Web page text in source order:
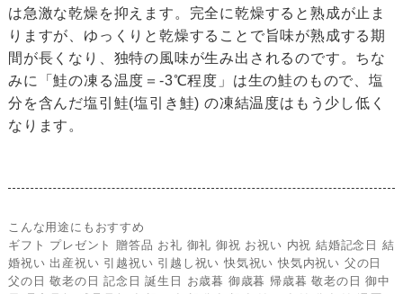
は急激な乾燥を抑えます。完全に乾燥すると熟成が止ま
りますが、ゆっくりと乾燥することで旨味が熟成する期
間が長くなり、独特の風味が生み出されるのです。ちな
みに「鮭の凍る温度＝-3℃程度」は生の鮭のもので、塩
分を含んだ塩引鮭(塩引き鮭) の凍結温度はもう少し低く
なります。
こんな用途にもおすすめ
ギフト プレゼント 贈答品 お礼 御礼 御祝 お祝い 内祝 結婚記念日 結
婚祝い 出産祝い 引越祝い 引越し祝い 快気祝い 快気内祝い 父の日
父の日 敬老の日 記念日 誕生日 お歳暮 御歳暮 帰歳暮 敬老の日 御中